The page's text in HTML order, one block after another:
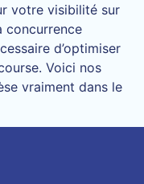
votre visibilité sur
concurrence
d’optimiser
Voici nos
vraiment dans le